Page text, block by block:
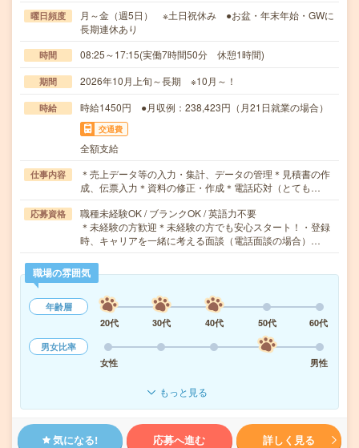
曜日頻度
月～金（週5日） ※土日祝休み ●お盆・年末年始・GWに
長期連休あり
時間 08:25～17:15(実働7時間50分 休憩1時間)
期間 2026年10月上旬～長期 ※10月～！
時給 時給1450円 ●月収例：238,423円（月21日就業の場合）
交通費
全額支給
仕事内容
＊売上データ等の入力・集計、データの管理＊見積書の作
成、伝票入力＊資料の修正・作成＊電話応対（とても…
応募資格
職種未経験OK / ブランクOK / 英語力不要
＊未経験の方歓迎＊未経験の方でも安心スタート！・登録
時、キャリアを一緒に考える面談（電話面談の場合）…
職場の雰囲気
年齢層
20代
30代 40代 50代
60代
男女比率
女性
男性
もっと見る
気になる! 応募へ進む 詳しく見る